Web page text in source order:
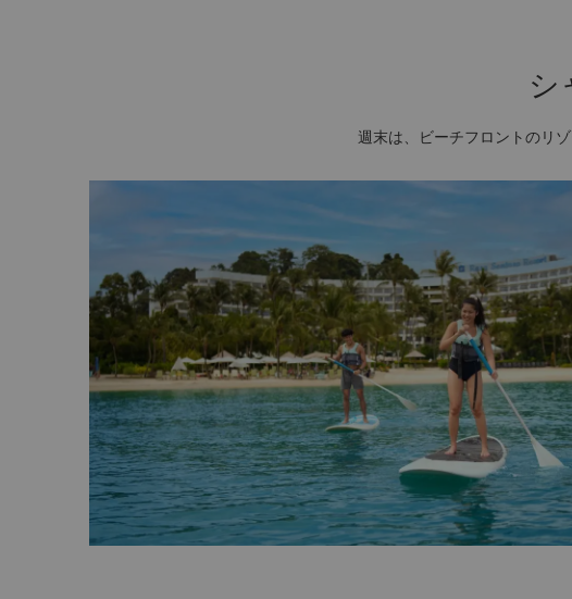
シ
週末は、ビーチフロントのリ